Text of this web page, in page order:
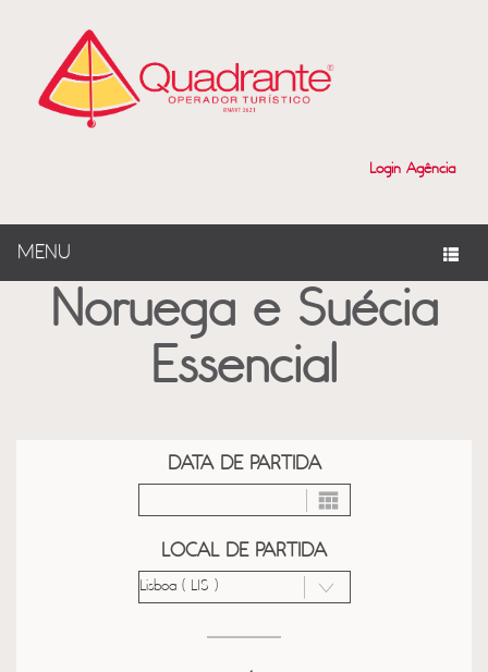
Login Agência
MENU
Noruega e Suécia
Essencial
DATA DE PARTIDA
LOCAL DE PARTIDA